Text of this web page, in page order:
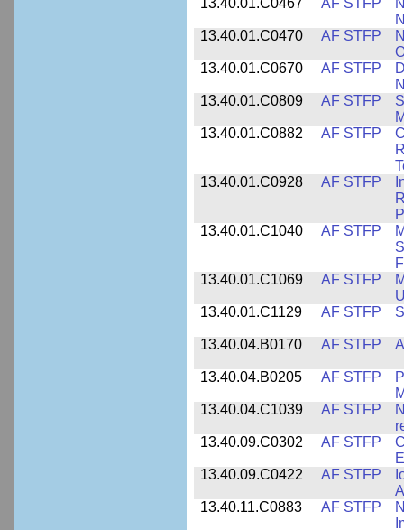
13.40.01.C0467
AF STFP
13.40.01.C0470
AF STFP
13.40.01.C0670
AF STFP
13.40.01.C0809
AF STFP
13.40.01.C0882
AF STFP
13.40.01.C0928
AF STFP
13.40.01.C1040
AF STFP
13.40.01.C1069
AF STFP
13.40.01.C1129
AF STFP
13.40.04.B0170 AF STFP
13.40.04.B0205 AF STFP
13.40.04.C1039
AF STFP
13.40.09.C0302
AF STFP
13.40.09.C0422
AF STFP
13.40.11.C0883
AF STFP